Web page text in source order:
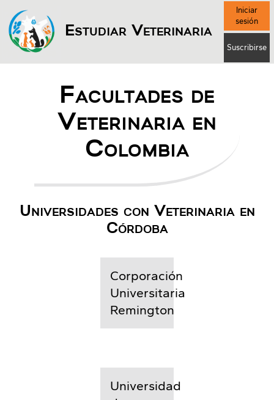
Estudiar Veterinaria
Iniciar
sesión
Suscribirse
Facultades de
Veterinaria en
Colombia
Universidades con Veterinaria en
Córdoba
Corporación
Universitaria
Remington
Universidad